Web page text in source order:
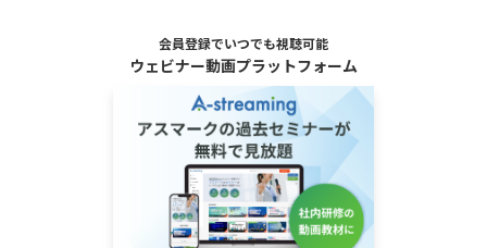
会員登録でいつでも視聴可能
ウェビナー動画プラットフォーム